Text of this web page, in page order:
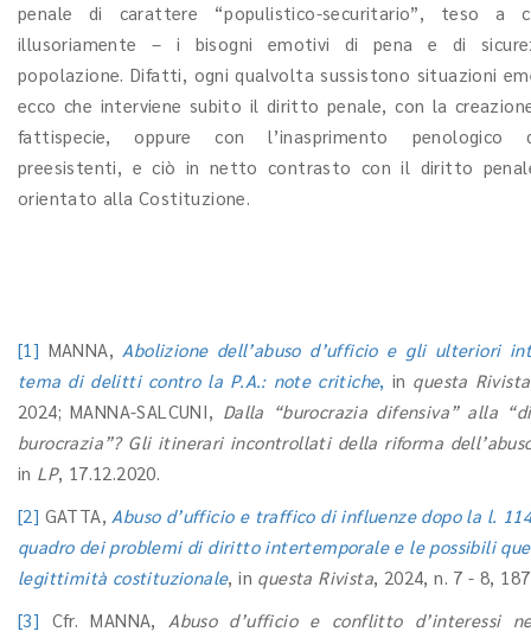
penale di carattere “populistico-securitario”, teso a
illusoriamente – i bisogni emotivi di pena e di
popolazione. Difatti, ogni qualvolta sussistono situazioni
ecco che interviene subito il diritto penale, con la
fattispecie, oppure con l’inasprimento penologico
preesistenti, e ciò in netto contrasto con il diritto
orientato alla Costituzione.
[1] MANNA, Abolizione dell’abuso d’ufficio e gli ulteriori
tema di delitti contro la P.A.: note critiche, in questa Rivista
2024; MANNA-SALCUNI, Dalla “burocrazia difensiva” alla
burocrazia”? Gli itinerari incontrollati della riforma
in LP, 17.12.2020.
[2] GATTA, Abuso d’ufficio e traffico di influenze dopo la l.
quadro dei problemi di diritto intertemporale e le possibili
legittimità costituzionale, in questa Rivista, 2024, n. 7 - 8,
[3] Cfr. MANNA, Abuso d’ufficio e conflitto d’interessi